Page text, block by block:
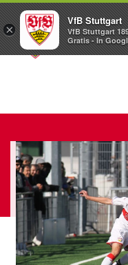
×
VfB Stuttgart
VfB Stuttgart
Gratis - In